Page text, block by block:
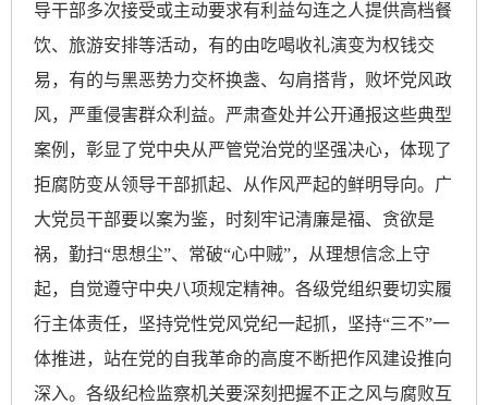
导干部多次接受或主动要求有利益勾连之人提供高档餐
饮、旅游安排等活动，有的由吃喝收礼演变为权钱交
易，有的与黑恶势力交杯换盏、勾肩搭背，败坏党风政
风，严重侵害群众利益。严肃查处并公开通报这些典型
案例，彰显了党中央从严管党治党的坚强决心，体现了
拒腐防变从领导干部抓起、从作风严起的鲜明导向。广
大党员干部要以案为鉴，时刻牢记清廉是福、贪欲是
祸，勤扫“思想尘”、常破“心中贼”，从理想信念上守
起，自觉遵守中央八项规定精神。各级党组织要切实履
行主体责任，坚持党性党风党纪一起抓，坚持“三不”一
体推进，站在党的自我革命的高度不断把作风建设推向
深入。各级纪检监察机关要深刻把握不正之风与腐败互